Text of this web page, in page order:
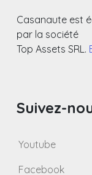
Casanaute est
par la société
Top Assets SRL.
Suivez-
Youtube
Facebook